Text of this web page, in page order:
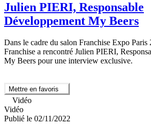
Julien PIERI, Responsable
Développement My Beers
Dans le cadre du salon Franchise Expo Paris
Franchise a rencontré Julien PIERI,
My Beers pour une interview exclusive.
Mettre en favoris
Vidéo
Vidéo
Publié le 02/11/2022